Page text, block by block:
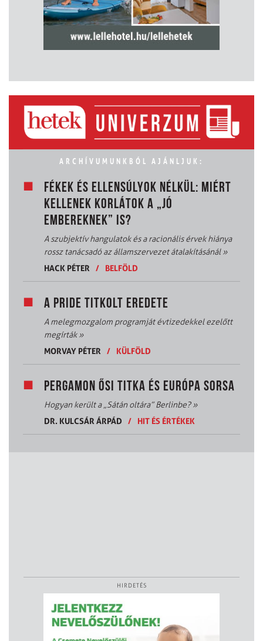
ARCHÍVUMUNKBÓL AJÁNLJUK:
FÉKEK ÉS ELLENSÚLYOK NÉLKÜL: MIÉRT
KELLENEK KORLÁTOK A „JÓ
EMBEREKNEK” IS?
A szubjektív hangulatok és a racionális érvek hiánya
rossz tanácsadó az államszervezet átalakításánál»
HACK PÉTER
/ BELFÖLD
A PRIDE TITKOLT EREDETE
A melegmozgalom programját évtizedekkel ezelőtt
megírták»
MORVAY PÉTER
/ KÜLFÖLD
PERGAMON ŐSI TITKA ÉS EURÓPA SORSA
Hogyan került a „Sátán oltára” Berlinbe?»
DR. KULCSÁR ÁRPÁD
/ HIT ÉS ÉRTÉKEK
HIRDETÉS